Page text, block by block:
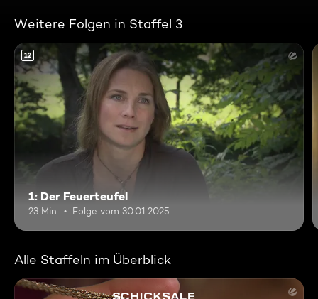
Weitere Folgen in Staffel 3
12
1: Der Feuerteufel
23 Min. Folge vom 30.01.2025
Alle Staffeln im Überblick